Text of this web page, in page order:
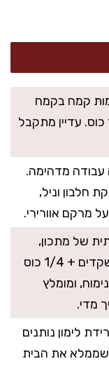
קמח בקמח
מלא דק, והורידו את הסוכר ל-1/4 כוס. עדיין מתקבל
עבודה מדהימה.
גם 2 כפות אבקת חלבון וניל,
של מתכון,
אבל אפשר לנסות 3/4 כוס קמח שקדים + 1/4 כוס
ומומלץ
לימון נותנים
את הבית